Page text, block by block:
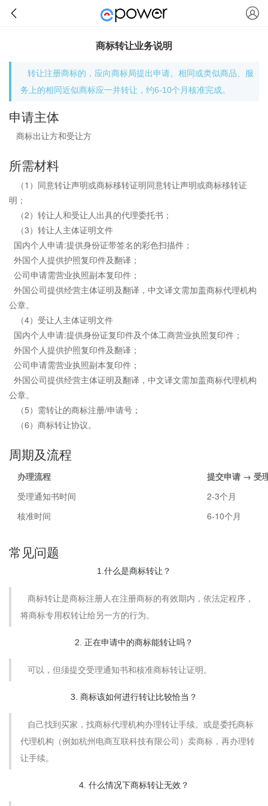
商标转让业务说明
转让注册商标的，应向商标局提出申请。相同或类似商品、服
务上的相同近似商标应一并转让，约6-10个月核准完成。
申请主体
商标出让方和受让方
所需材料
（1）同意转让声明或商标移转证明同意转让声明或商标移转证
明；
（2）转让人和受让人出具的代理委托书；
（3）转让人主体证明文件
国内个人申请:提供身份证带签名的彩色扫描件；
外国个人提供护照复印件及翻译；
公司申请需营业执照副本复印件；
外国公司提供经营主体证明及翻译，中文译文需加盖商标代理机构
公章。
（4）受让人主体证明文件
国内个人申请:提供身份证复印件及个体工商营业执照复印件；
外国个人提供护照复印件及翻译；
公司申请需营业执照副本复印件；
外国公司提供经营主体证明及翻译，中文译文需加盖商标代理机构
公章。
（5）需转让的商标注册/申请号；
（6）商标转让协议。
周期及流程
办理流程
提交申请 → 受
受理通知书时间
2-3个月
核准时间
6-10个月
常见问题
1.什么是商标转让？
商标转让是商标注册人在注册商标的有效期内，依法定程序，
将商标专用权转让给另一方的行为。
2. 正在申请中的商标能转让吗？
可以，但须提交受理通知书和核准商标转让证明。
3. 商标该如何进行转让比较恰当？
自己找到买家，找商标代理机构办理转让手续。或是委托商标
代理机构（例如杭州电商互联科技有限公司）卖商标，再办理转
让手续。
4. 什么情况下商标转让无效？